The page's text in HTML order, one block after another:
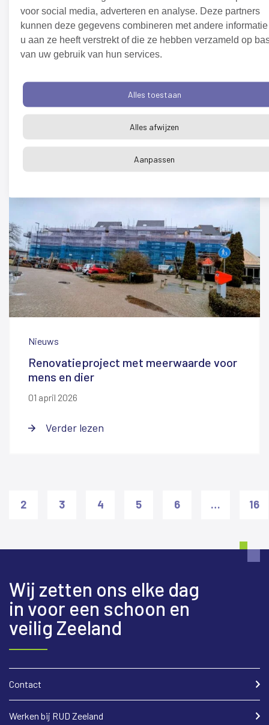
voor social media, adverteren en analyse. Deze partners
kunnen deze gegevens combineren met andere
u aan ze heeft verstrekt of die ze hebben verzameld op
van uw gebruik van hun services.
Alles toestaan
Alles afwijzen
Aanpassen
Het broedseizoen is begonnen, zo help
Nieuws
Renovatieproject met meerwaarde voor
mens en dier
01 april 2026
Verder lezen
2 3 4 5 6 … 16
Wij zetten ons elke dag
in voor een schoon en
veilig Zeeland
Contact
Werken bij RUD Zeeland